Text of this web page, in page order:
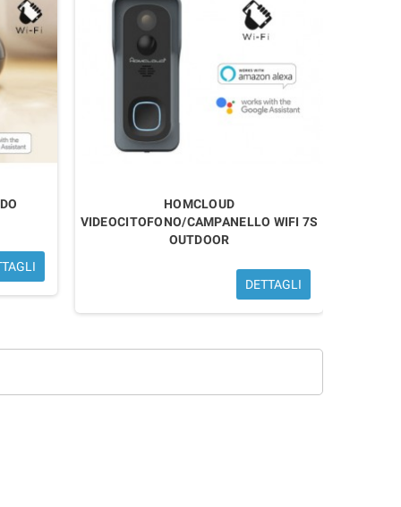
HOMCLOUD
VIDEOCITOFONO/CAMPANELLO WIFI 7S
OUTDOOR
DETTAGLI